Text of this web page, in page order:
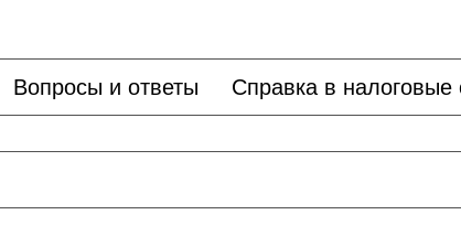
Вопросы и ответы Справка в налоговые